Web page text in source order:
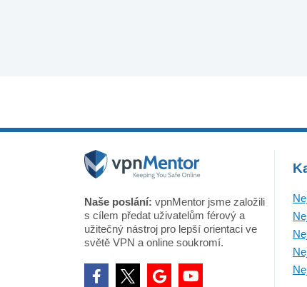
Naše poslání: vpnMentor jsme založili
s cílem předat uživatelům férový a
užitečný nástroj pro lepší orientaci ve
světě VPN a online soukromí.